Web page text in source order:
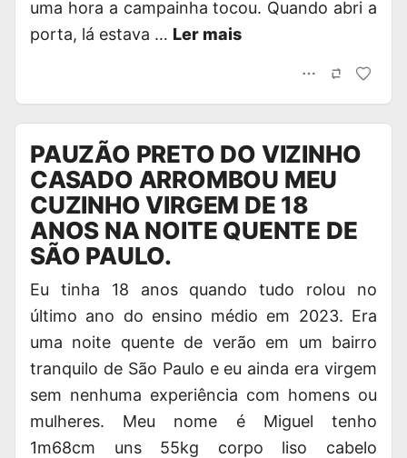
uma hora a campainha tocou. Quando abri a
porta, lá estava … Ler mais
PAUZÃO PRETO DO VIZINHO
CASADO ARROMBOU MEU
CUZINHO VIRGEM DE 18
ANOS NA NOITE QUENTE DE
SÃO PAULO.
Eu tinha 18 anos quando tudo rolou no
último ano do ensino médio em 2023. Era
uma noite quente de verão em um bairro
tranquilo de São Paulo e eu ainda era virgem
sem nenhuma experiência com homens ou
mulheres. Meu nome é Miguel tenho
1m68cm uns 55kg corpo liso cabelo